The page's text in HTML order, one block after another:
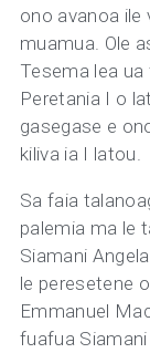
ono avanoa ile
muamua. Ole
Tesema lea ua
Peretania I o
gasegase e
kiliva ia I latou.
Sa faia
palemia ma le
Siamani
le peresetene
Emmanuel
fuafua